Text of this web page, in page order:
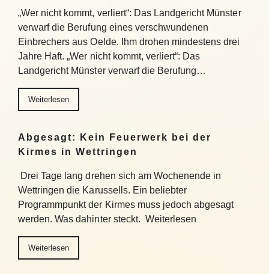
„Wer nicht kommt, verliert“: Das Landgericht Münster
verwarf die Berufung eines verschwundenen
Einbrechers aus Oelde. Ihm drohen mindestens drei
Jahre Haft. „Wer nicht kommt, verliert“: Das
Landgericht Münster verwarf die Berufung…
Weiterlesen
Abgesagt: Kein Feuerwerk bei der
Kirmes in Wettringen
Drei Tage lang drehen sich am Wochenende in
Wettringen die Karussells. Ein beliebter
Programmpunkt der Kirmes muss jedoch abgesagt
werden. Was dahinter steckt. Weiterlesen
Weiterlesen